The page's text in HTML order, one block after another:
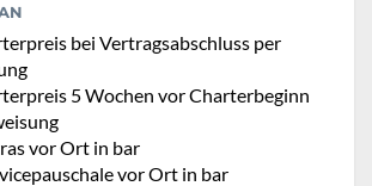
bei Vertragsabschluss per
5 Wochen vor Charterbeginn
vor Ort in bar
vor Ort in bar